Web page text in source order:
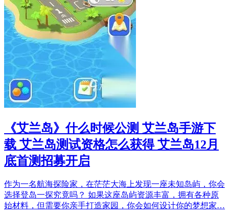
《艾兰岛》什么时候公测 艾兰岛手游下
载 艾兰岛测试资格怎么获得 艾兰岛12月
底首测招募开启
作为一名航海探险家，在茫茫大海上发现一座未知岛屿，你会
选择登岛一探究竟吗？ 如果这座岛屿资源丰富，拥有各种原
始材料，但需要你亲手打造家园，你会如何设计你的梦想家…